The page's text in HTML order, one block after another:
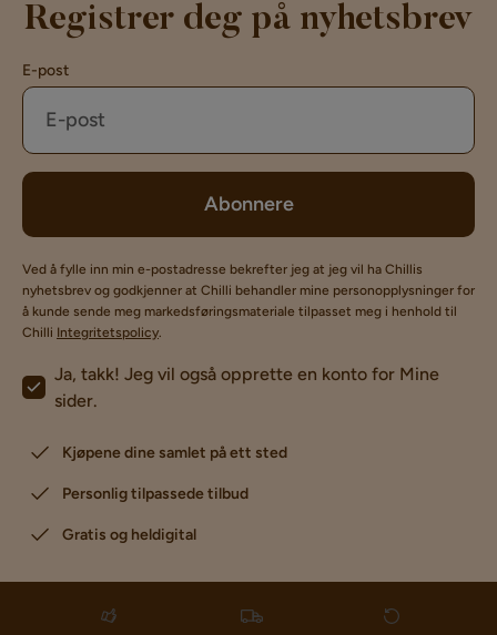
Registrer deg på nyhetsbrev
E-post
Abonnere
Ved å fylle inn min e-postadresse bekrefter jeg at jeg vil ha Chillis
nyhetsbrev og godkjenner at Chilli behandler mine personopplysninger for
å kunde sende meg markedsføringsmateriale tilpasset meg i henhold til
Chilli Integritetspolicy.
Ja, takk! Jeg vil også opprette en konto for Mine
sider.
Kjøpene dine samlet på ett sted
Personlig tilpassede tilbud
Gratis og heldigital